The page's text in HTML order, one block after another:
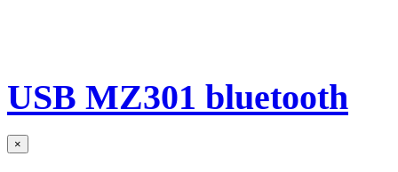
USB MZ301 bluetooth
×